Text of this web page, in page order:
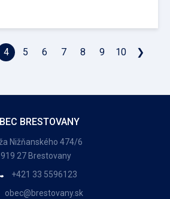
4 5 6 7 8 9 10 ❯
BRESTOVANY
Nižňanského 474/6
919 27 Brestovany
+421 33 5596123
obec@brestovany.sk